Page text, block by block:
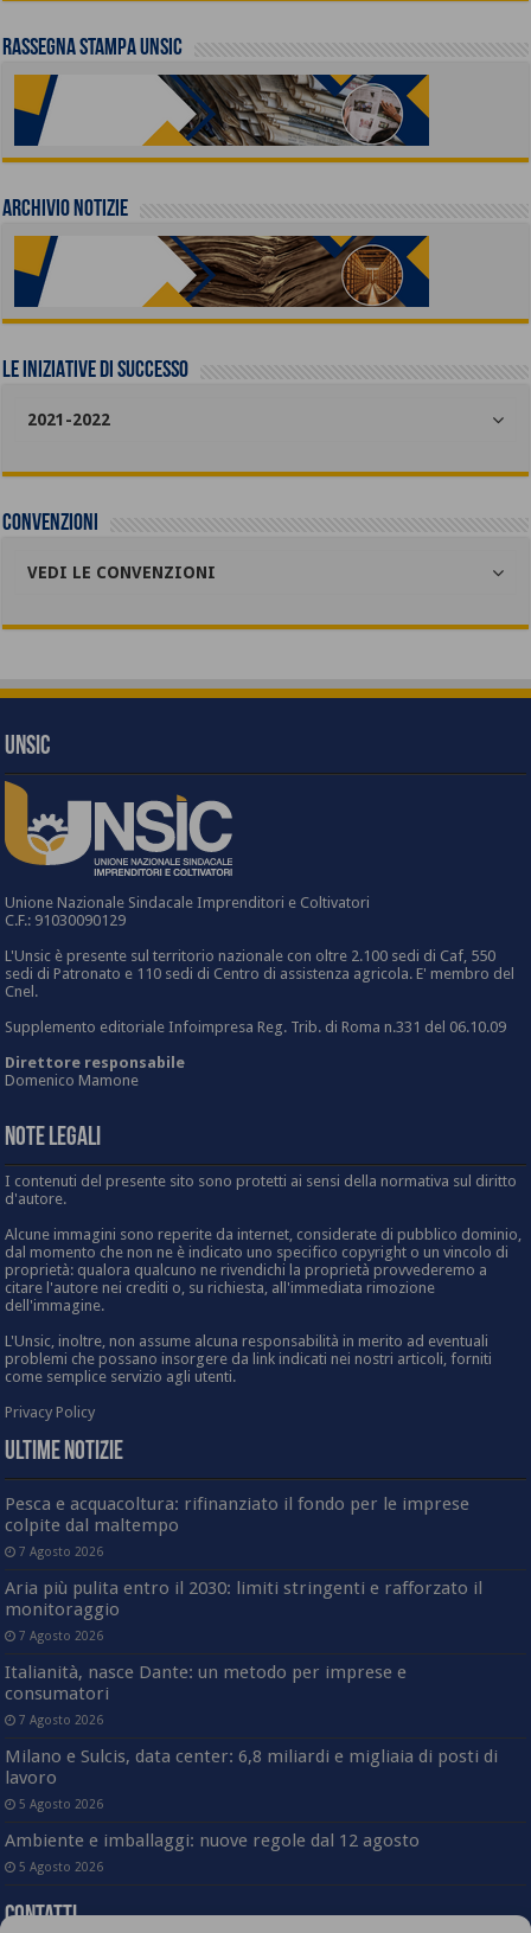
Rassegna stampa UNSIC
Archivio Notizie
LE INIZIATIVE DI SUCCESSO
2021-2022
Convenzioni
VEDI LE CONVENZIONI
UNSIC
Unione Nazionale Sindacale Imprenditori e Coltivatori
C.F.: 91030090129
L'Unsic è presente sul territorio nazionale con oltre 2.100 sedi di Caf, 550
sedi di Patronato e 110 sedi di Centro di assistenza agricola. E' membro del
Cnel.
Supplemento editoriale Infoimpresa Reg. Trib. di Roma n.331 del 06.10.09
Direttore responsabile
Domenico Mamone
Note Legali
I contenuti del presente sito sono protetti ai sensi della normativa sul diritto
d'autore.
Alcune immagini sono reperite da internet, considerate di pubblico dominio,
dal momento che non ne è indicato uno specifico copyright o un vincolo di
proprietà: qualora qualcuno ne rivendichi la proprietà provvederemo a
citare l'autore nei crediti o, su richiesta, all'immediata rimozione
dell'immagine.
L'Unsic, inoltre, non assume alcuna responsabilità in merito ad eventuali
problemi che possano insorgere da link indicati nei nostri articoli, forniti
come semplice servizio agli utenti.
Privacy Policy
Ultime Notizie
Pesca e acquacoltura: rifinanziato il fondo per le imprese
colpite dal maltempo
7 Agosto 2026
Aria più pulita entro il 2030: limiti stringenti e rafforzato il
monitoraggio
7 Agosto 2026
Italianità, nasce Dante: un metodo per imprese e
consumatori
7 Agosto 2026
Milano e Sulcis, data center: 6,8 miliardi e migliaia di posti di
lavoro
5 Agosto 2026
Ambiente e imballaggi: nuove regole dal 12 agosto
5 Agosto 2026
Contatti